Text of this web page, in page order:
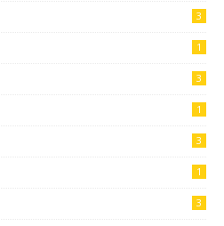
3
1
3
1
3
1
3